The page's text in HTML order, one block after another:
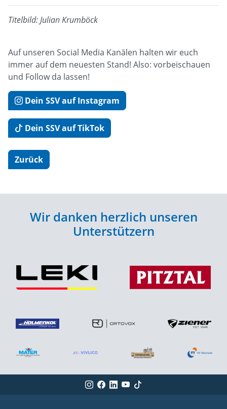
Titelbild: Julian Krumböck
Auf unseren Social Media Kanälen halten wir euch
immer auf dem neuesten Stand! Also: vorbeischauen
und Follow da lassen!
Dein SSV auf Instagram
Dein SSV auf TikTok
Zurück
Wir danken herzlich unseren
Unterstützern